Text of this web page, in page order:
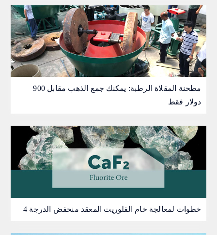
مطحنة المقلاة الرطبة: يمكنك جمع الذهب مقابل 900
دولار فقط
4 خطوات لمعالجة خام الفلوريت المعقد منخفض الدرجة